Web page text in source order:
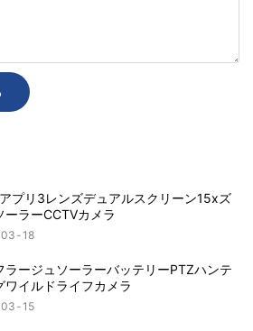
プリ3レンズデュアルスクリーン15xズ
ーラーCCTVカメラ
03 18
ラージュソーラーバッテリーPTZハンテ
ワイルドライフカメラ
03 15